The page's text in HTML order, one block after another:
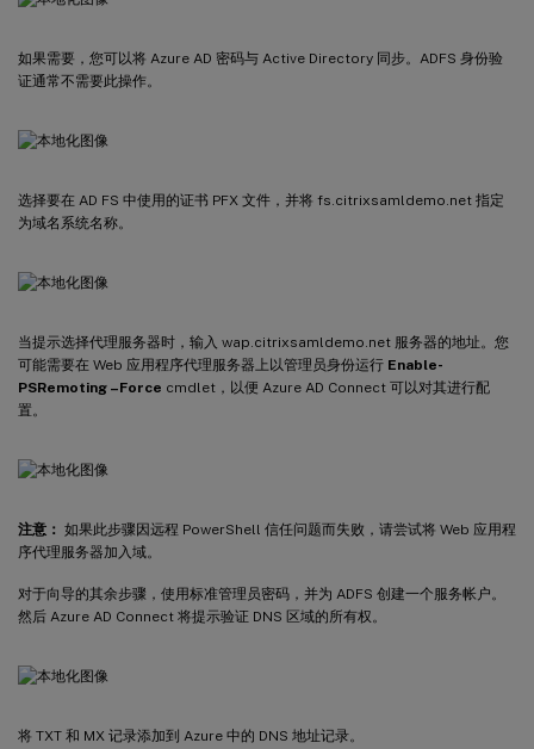
如果需要，您可以将 Azure AD 密码与 Active Directory 同步。ADFS 身份验
证通常不需要此操作。
选择要在 AD FS 中使用的证书 PFX 文件，并将 fs.citrixsamldemo.net 指定
为域名系统名称。
当提示选择代理服务器时，输入 wap.citrixsamldemo.net 服务器的地址。您
可能需要在 Web 应用程序代理服务器上以管理员身份运行 Enable-
PSRemoting –Force cmdlet，以便 Azure AD Connect 可以对其进行配
置。
注意： 如果此步骤因远程 PowerShell 信任问题而失败，请尝试将 Web 应用程
序代理服务器加入域。
对于向导的其余步骤，使用标准管理员密码，并为 ADFS 创建一个服务帐户。
然后 Azure AD Connect 将提示验证 DNS 区域的所有权。
将 TXT 和 MX 记录添加到 Azure 中的 DNS 地址记录。